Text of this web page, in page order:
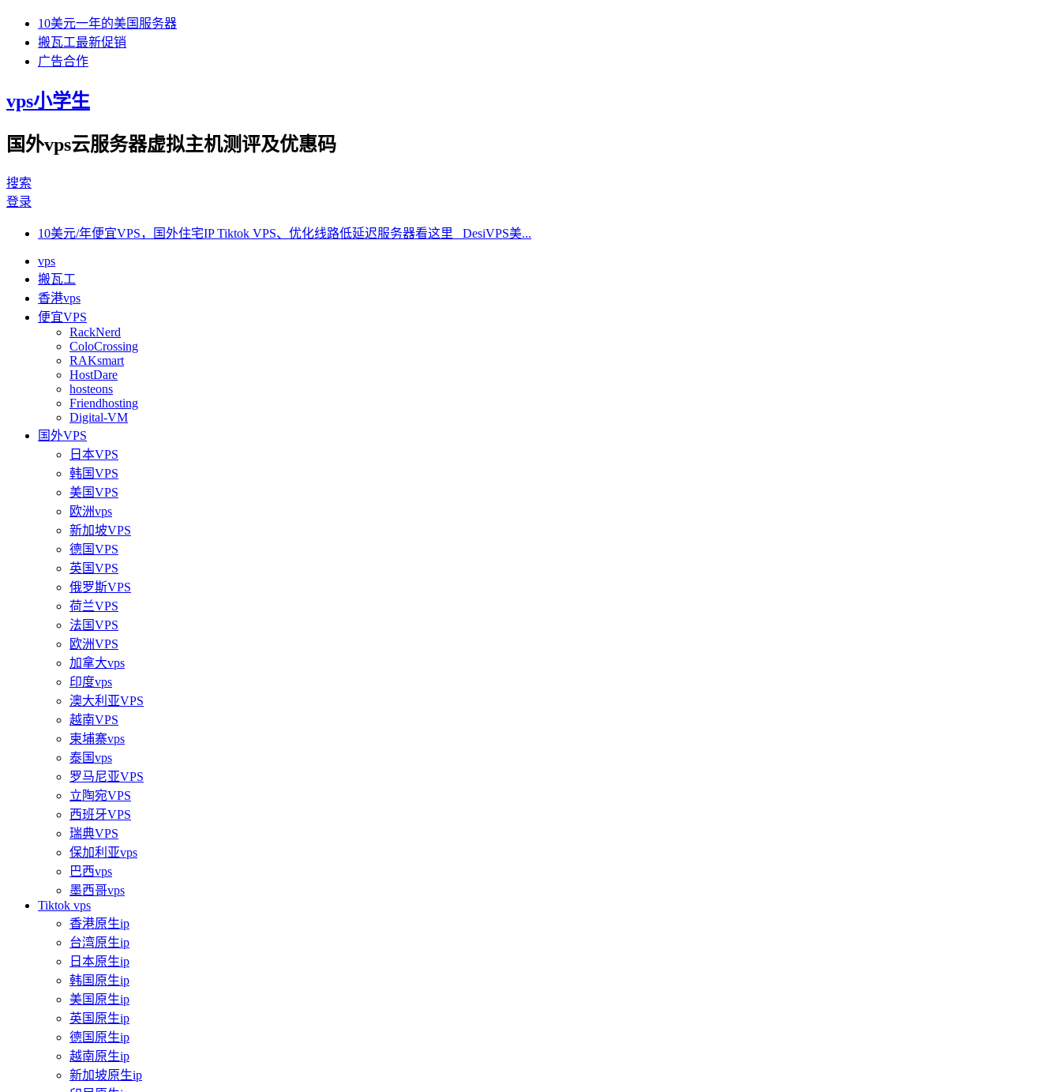
10美元一年的美国服务器
搬瓦工最新促销
广告合作
vps小学生
国外vps云服务器虚拟主机测评及优惠码
搜索
登录
10美元/年便宜VPS，国外住宅IP Tiktok VPS、优化线路低延迟服务器看这里 DesiVPS美...
vps
搬瓦工
香港vps
便宜VPS
RackNerd
ColoCrossing
RAKsmart
HostDare
hosteons
Friendhosting
Digital-VM
国外VPS
日本VPS
韩国VPS
美国VPS
欧洲vps
新加坡VPS
德国VPS
英国VPS
俄罗斯VPS
荷兰VPS
法国VPS
欧洲VPS
加拿大vps
印度vps
澳大利亚VPS
越南VPS
柬埔寨vps
泰国vps
罗马尼亚VPS
立陶宛VPS
西班牙VPS
瑞典VPS
保加利亚vps
巴西vps
墨西哥vps
Tiktok vps
香港原生ip
台湾原生ip
日本原生ip
韩国原生ip
美国原生ip
英国原生ip
德国原生ip
越南原生ip
新加坡原生ip